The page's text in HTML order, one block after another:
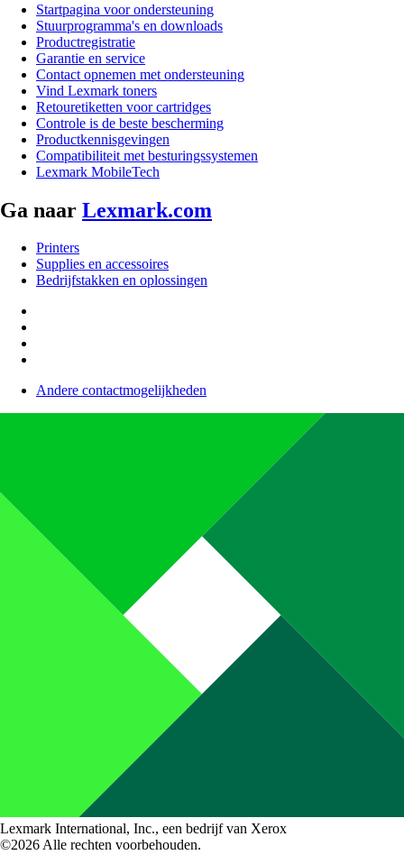
Startpagina voor ondersteuning
Stuurprogramma's en downloads
Productregistratie
Garantie en service
Contact opnemen met ondersteuning
Vind Lexmark toners
Retouretiketten voor cartridges
Controle is de beste bescherming
Productkennisgevingen
Compatibiliteit met besturingssystemen
Lexmark MobileTech
Ga naar Lexmark.com
Printers
Supplies en accessoires
Bedrijfstakken en oplossingen
Andere contactmogelijkheden
Lexmark International, Inc., een bedrijf van Xerox
©2026 Alle rechten voorbehouden.